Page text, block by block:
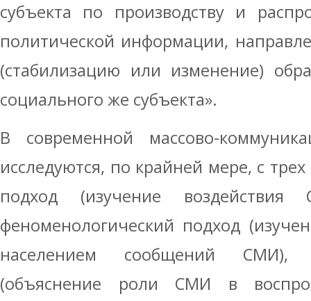
субъекта по производству и
политической информации,
(стабилизацию или изменение)
социального же субъекта».
В современной массово-
исследуются, по крайней мере, с
подход (изучение
феноменологический подход
населением сообщений СМИ),
(объяснение роли СМИ в